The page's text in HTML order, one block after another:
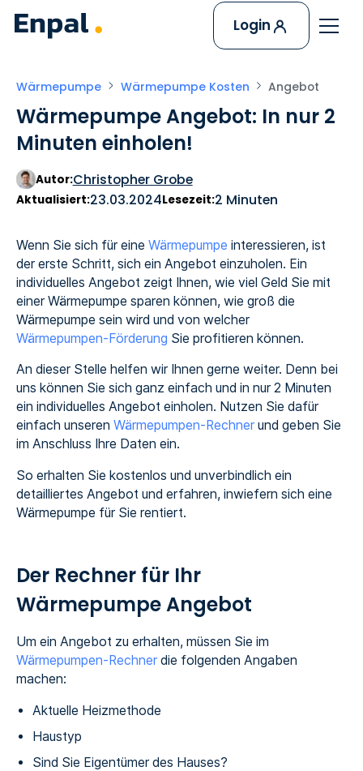
Login
Wärmepumpe Wärmepumpe Kosten Angebot
Wärmepumpe Angebot: In nur 2
Minuten einholen!
Autor:Christopher Grobe
Aktualisiert:23.03.2024Lesezeit:2 Minuten
Wenn Sie sich für eine Wärmepumpe interessieren, ist
der erste Schritt, sich ein Angebot einzuholen. Ein
individuelles Angebot zeigt Ihnen, wie viel Geld Sie mit
einer Wärmepumpe sparen können, wie groß die
Wärmepumpe sein wird und von welcher
Wärmepumpen-Förderung Sie profitieren können.
An dieser Stelle helfen wir Ihnen gerne weiter. Denn bei
uns können Sie sich ganz einfach und in nur 2 Minuten
ein individuelles Angebot einholen. Nutzen Sie dafür
einfach unseren Wärmepumpen-Rechnerund geben Sie
im Anschluss Ihre Daten ein.
So erhalten Sie kostenlos und unverbindlich ein
detailliertes Angebot und erfahren, inwiefern sich eine
Wärmepumpe für Sie rentiert.
Der Rechner für Ihr
Wärmepumpe Angebot
Um ein Angebot zu erhalten, müssen Sie im
Wärmepumpen-Rechnerdie folgenden Angaben
machen:
Aktuelle Heizmethode
Haustyp
Sind Sie Eigentümer des Hauses?